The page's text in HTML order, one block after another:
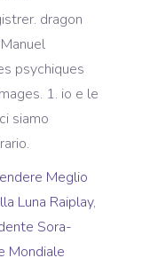
Meglio
Luna Raiplay,
Sora-
Mondiale